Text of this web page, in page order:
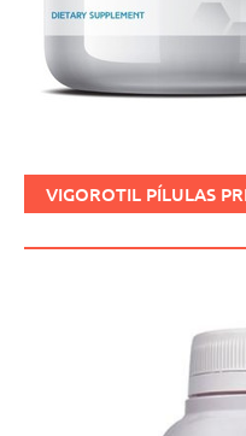
VIGOROTIL PÍLULAS